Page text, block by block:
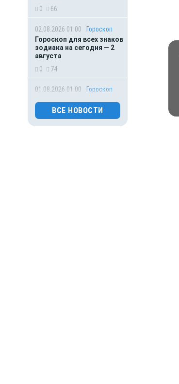
0
66
02.08.2026 01:00
Гороскоп
Гороскоп для всех знаков
зодиака на сегодня — 2
августа
0
74
01.08.2026 01:00
Гороскоп
зодиака на сегодня — 1
августа
0
86
ВСЕ НОВОСТИ